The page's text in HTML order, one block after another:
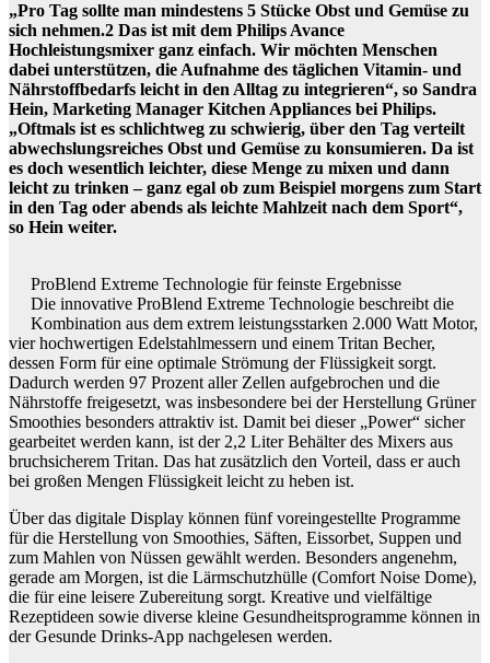
„Pro Tag sollte man mindestens 5 Stücke Obst und Gemüse zu
sich nehmen.2 Das ist mit dem Philips Avance
Hochleistungsmixer ganz einfach. Wir möchten Menschen
dabei unterstützen, die Aufnahme des täglichen Vitamin- und
Nährstoffbedarfs leicht in den Alltag zu integrieren“, so Sandra
Hein, Marketing Manager Kitchen Appliances bei Philips.
„Oftmals ist es schlichtweg zu schwierig, über den Tag verteilt
abwechslungsreiches Obst und Gemüse zu konsumieren. Da ist
es doch wesentlich leichter, diese Menge zu mixen und dann
leicht zu trinken – ganz egal ob zum Beispiel morgens zum Start
in den Tag oder abends als leichte Mahlzeit nach dem Sport“,
so Hein weiter.
ProBlend Extreme Technologie für feinste Ergebnisse
Die innovative ProBlend Extreme Technologie beschreibt die
Kombination aus dem extrem leistungsstarken 2.000 Watt Motor,
vier hochwertigen Edelstahlmessern und einem Tritan Becher,
dessen Form für eine optimale Strömung der Flüssigkeit sorgt.
Dadurch werden 97 Prozent aller Zellen aufgebrochen und die
Nährstoffe freigesetzt, was insbesondere bei der Herstellung Grüner
Smoothies besonders attraktiv ist. Damit bei dieser „Power“ sicher
gearbeitet werden kann, ist der 2,2 Liter Behälter des Mixers aus
bruchsicherem Tritan. Das hat zusätzlich den Vorteil, dass er auch
bei großen Mengen Flüssigkeit leicht zu heben ist.
Über das digitale Display können fünf voreingestellte Programme
für die Herstellung von Smoothies, Säften, Eissorbet, Suppen und
zum Mahlen von Nüssen gewählt werden. Besonders angenehm,
gerade am Morgen, ist die Lärmschutzhülle (Comfort Noise Dome),
die für eine leisere Zubereitung sorgt. Kreative und vielfältige
Rezeptideen sowie diverse kleine Gesundheitsprogramme können in
der Gesunde Drinks-App nachgelesen werden.